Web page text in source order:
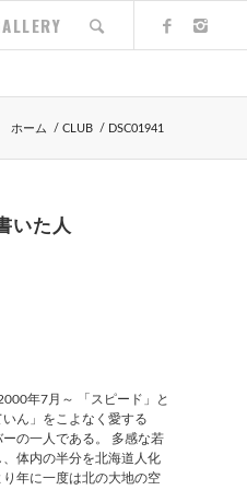
ホーム / CLUB / DSC01941
いた人
年7月～ 「スピード」と
いん」をこよなく愛する
の一人である。 多感な若
体内の半分を北海道人化
年に一度は北の大地の空